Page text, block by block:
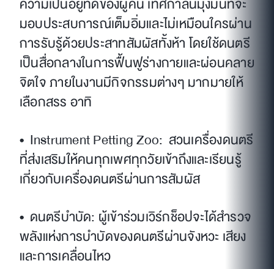
ความเป็นอยู่ที่ดีของผู้คน เทศกาลนี้มุ่งมั่นที่จะ
มอบประสบการณ์เต็มอิ่มและไม่เหมือนใครผ่าน
การรับรู้ด้วยประสาทสัมผัสทั้งห้า โดยใช้ดนตรี
เป็นสื่อกลางในการฟื้นฟูร่างกายและผ่อนคลาย
จิตใจ ภายในงานมีกิจกรรมต่างๆ มากมายให้
เลือกสรร อาทิ
• Instrument Petting Zoo: สวนเครื่องดนตรี
ที่ส่งเสริมให้คนทุกเพศทุกวัยเข้าถึงและเรียนรู้
เกี่ยวกับเครื่องดนตรีผ่านการสัมผัส
• ดนตรีบำบัด: ผู้เข้าร่วมเวิร์กช็อปจะได้สำรวจ
พลังแห่งการบำบัดของดนตรีผ่านจังหวะ เสียง
และการเคลื่อนไหว